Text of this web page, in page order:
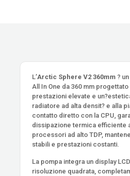
L’Arctic Sphere V2 360mm ?
All In One da 360 mm
prestazioni elevate e
radiatore ad alta densit? e alla
contatto diretto con la CPU,
dissipazione termica efficiente
processori ad alto TDP,
stabili e prestazioni costanti.
La pompa integra un display
risoluzione quadrata,